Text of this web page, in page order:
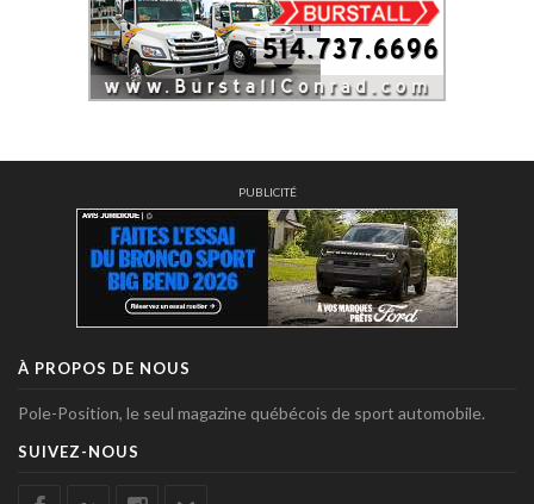
PUBLICITÉ
À PROPOS DE NOUS
Pole-Position, le seul magazine québécois de sport automobile.
SUIVEZ-NOUS